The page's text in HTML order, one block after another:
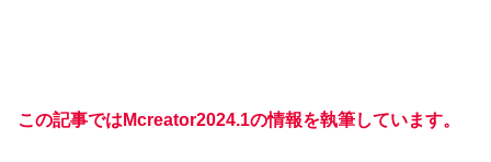
この記事ではMcreator2024.1の情報を執筆しています。